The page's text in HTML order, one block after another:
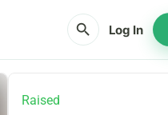
search Log In
Raised